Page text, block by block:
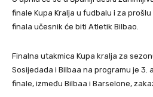
finale Kupa Kralja u fudbalu i za
finala učesnik će biti Atletik Bilbao.
Finalna utakmica Kupa kralja za
Sosijedada i Bilbaa na programu je 3.
finale, između Bilbaa i Barselone,